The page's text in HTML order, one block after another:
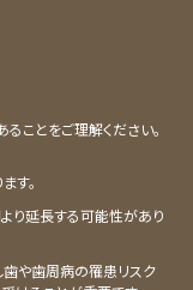
ことをご理解ください。
す。
り延長する可能性があり
歯や歯周病の罹患リスク